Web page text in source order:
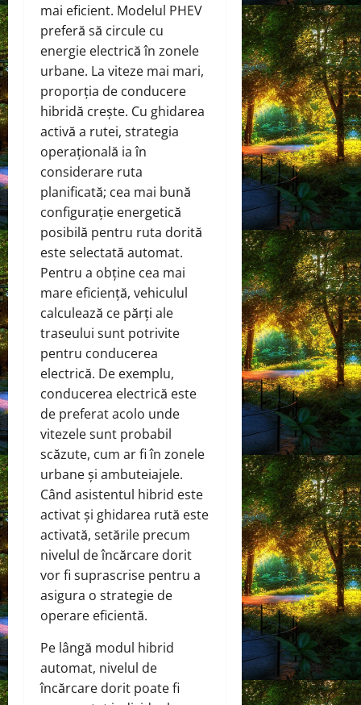
mai eficient. Modelul PHEV
preferă să circule cu
energie electrică în zonele
urbane. La viteze mai mari,
proporția de conducere
hibridă crește. Cu ghidarea
activă a rutei, strategia
operațională ia în
considerare ruta
planificată; cea mai bună
configurație energetică
posibilă pentru ruta dorită
este selectată automat.
Pentru a obține cea mai
mare eficiență, vehiculul
calculează ce părți ale
traseului sunt potrivite
pentru conducerea
electrică. De exemplu,
conducerea electrică este
de preferat acolo unde
vitezele sunt probabil
scăzute, cum ar fi în zonele
urbane și ambuteiajele.
Când asistentul hibrid este
activat și ghidarea rută este
activată, setările precum
nivelul de încărcare dorit
vor fi suprascrise pentru a
asigura o strategie de
operare eficientă.
Pe lângă modul hibrid
automat, nivelul de
încărcare dorit poate fi